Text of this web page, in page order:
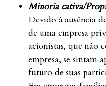
Minoria cativa/
Devido à ausência
de uma empresa
acionistas, que não
empresa, se sintam
futuro de suas